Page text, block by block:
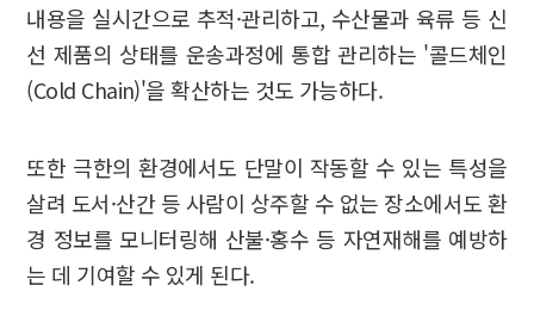
내용을 실시간으로 추적·관리하고, 수산물과 육류 등 신
선 제품의 상태를 운송과정에 통합 관리하는 '콜드체인
(Cold Chain)'을 확산하는 것도 가능하다.
또한 극한의 환경에서도 단말이 작동할 수 있는 특성을
살려 도서·산간 등 사람이 상주할 수 없는 장소에서도 환
경 정보를 모니터링해 산불·홍수 등 자연재해를 예방하
는 데 기여할 수 있게 된다.